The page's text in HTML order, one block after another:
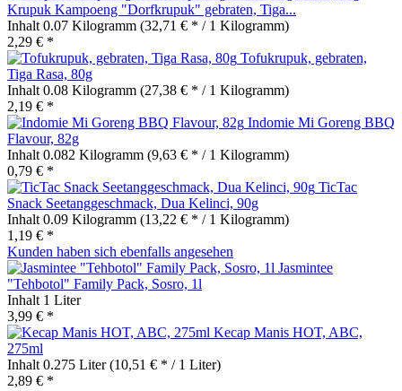
Krupuk Kampoeng "Dorfkrupuk" gebraten, Tiga...
Inhalt 0.07 Kilogramm (32,71 € * / 1 Kilogramm)
2,29 € *
Tofukrupuk, gebraten,
Tiga Rasa, 80g
Inhalt 0.08 Kilogramm (27,38 € * / 1 Kilogramm)
2,19 € *
Indomie Mi Goreng BBQ
Flavour, 82g
Inhalt 0.082 Kilogramm (9,63 € * / 1 Kilogramm)
0,79 € *
TicTac
Snack Seetanggeschmack, Dua Kelinci, 90g
Inhalt 0.09 Kilogramm (13,22 € * / 1 Kilogramm)
1,19 € *
Kunden haben sich ebenfalls angesehen
Jasmintee
"Tehbotol" Family Pack, Sosro, 1l
Inhalt 1 Liter
3,99 € *
Kecap Manis HOT, ABC,
275ml
Inhalt 0.275 Liter(10,51 € * / 1 Liter)
2,89 € *